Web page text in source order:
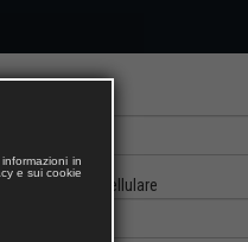
Cellulare
in
e sui cookie